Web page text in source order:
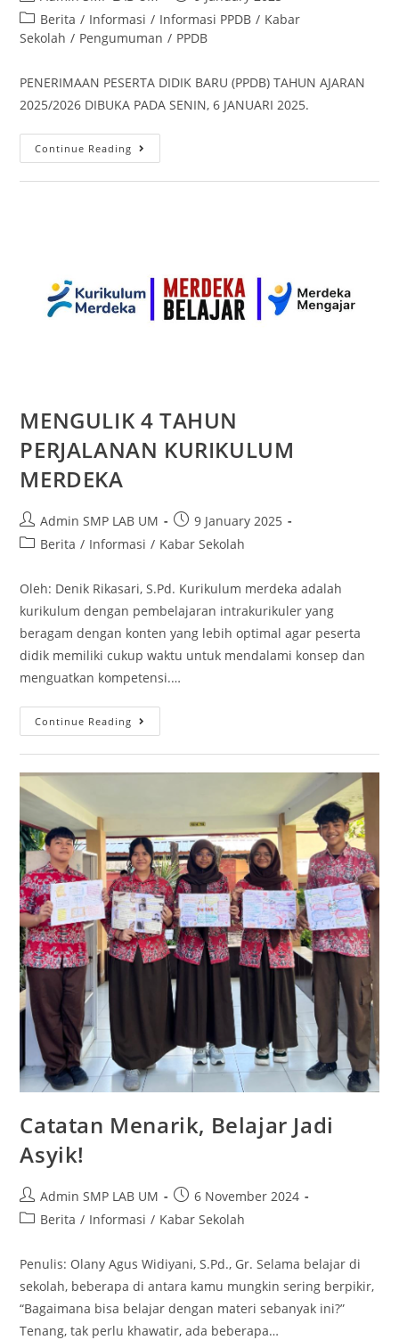
Berita / Informasi / Informasi PPDB / Kabar
Sekolah / Pengumuman / PPDB
PENERIMAAN PESERTA DIDIK BARU (PPDB) TAHUN AJARAN
2025/2026 DIBUKA PADA SENIN, 6 JANUARI 2025.
Continue Reading
MENGULIK 4 TAHUN
PERJALANAN KURIKULUM
MERDEKA
Admin SMP LAB UM
9 January 2025
Berita / Informasi / Kabar Sekolah
Oleh: Denik Rikasari, S.Pd. Kurikulum merdeka adalah
kurikulum dengan pembelajaran intrakurikuler yang
beragam dengan konten yang lebih optimal agar peserta
didik memiliki cukup waktu untuk mendalami konsep dan
menguatkan kompetensi.…
Continue Reading
Catatan Menarik, Belajar Jadi
Asyik!
Admin SMP LAB UM
6 November 2024
Berita / Informasi / Kabar Sekolah
Penulis: Olany Agus Widiyani, S.Pd., Gr. Selama belajar di
sekolah, beberapa di antara kamu mungkin sering berpikir,
“Bagaimana bisa belajar dengan materi sebanyak ini?”
Tenang, tak perlu khawatir, ada beberapa…